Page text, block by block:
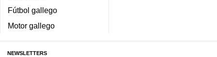
Fútbol gallego
Motor gallego
NEWSLETTERS